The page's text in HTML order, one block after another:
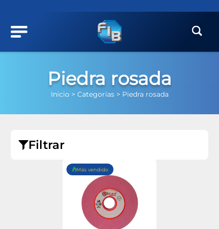
Piedra rosada
Inicio > Categorías > Piedra rosada
Filtrar
Más vendido